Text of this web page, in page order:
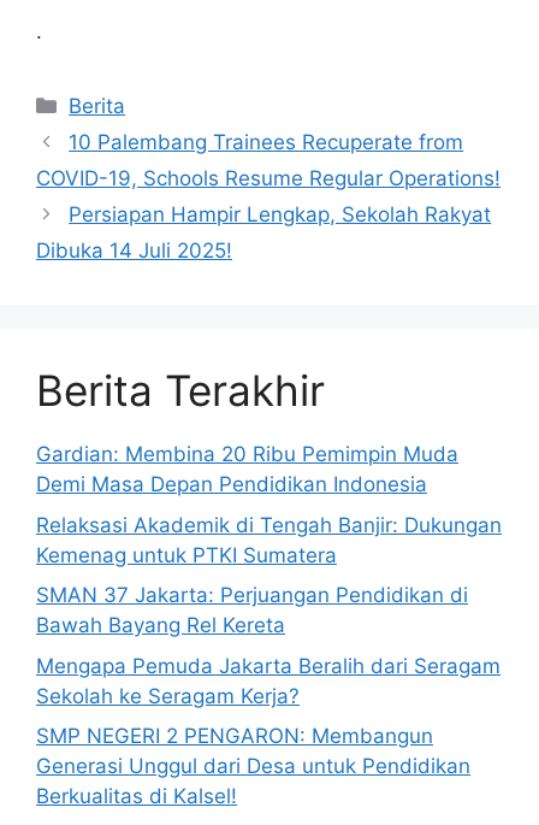
.
Kategori
Berita
10 Palembang Trainees Recuperate from
COVID-19, Schools Resume Regular Operations!
Persiapan Hampir Lengkap, Sekolah Rakyat
Dibuka 14 Juli 2025!
Berita Terakhir
Gardian: Membina 20 Ribu Pemimpin Muda
Demi Masa Depan Pendidikan Indonesia
Relaksasi Akademik di Tengah Banjir: Dukungan
Kemenag untuk PTKI Sumatera
SMAN 37 Jakarta: Perjuangan Pendidikan di
Bawah Bayang Rel Kereta
Mengapa Pemuda Jakarta Beralih dari Seragam
Sekolah ke Seragam Kerja?
SMP NEGERI 2 PENGARON: Membangun
Generasi Unggul dari Desa untuk Pendidikan
Berkualitas di Kalsel!